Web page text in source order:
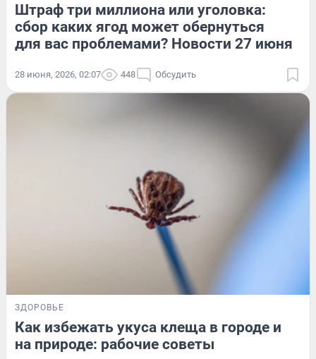
Штраф три миллиона или уголовка:
сбор каких ягод может обернуться
для вас проблемами? Новости 27 июня
28 июня, 2026, 02:07 448 Обсудить
ЗДОРОВЬЕ
Как избежать укуса клеща в городе и
на природе: рабочие советы